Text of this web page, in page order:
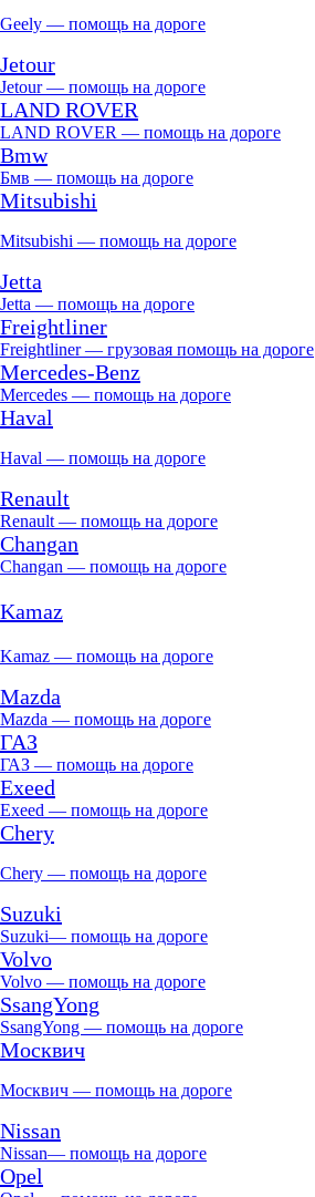
Geely — помощь на дороге
Jetour
Jetour — помощь на дороге
LAND ROVER
LAND ROVER — помощь на дороге
Bmw
Бмв — помощь на дороге
Mitsubishi
Mitsubishi — помощь на дороге
Jetta
Jetta — помощь на дороге
Freightliner
Freightliner — грузовая помощь на дороге
Mercedes-Benz
Mercedes — помощь на дороге
Haval
Haval — помощь на дороге
Renault
Renault — помощь на дороге
Changan
Changan — помощь на дороге
Kamaz
Kamaz — помощь на дороге
Mazda
Mazda — помощь на дороге
ГАЗ
ГАЗ — помощь на дороге
Exeed
Exeed — помощь на дороге
Chery
Chery — помощь на дороге
Suzuki
Suzuki— помощь на дороге
Volvo
Volvo — помощь на дороге
SsangYong
SsangYong — помощь на дороге
Москвич
Москвич — помощь на дороге
Nissan
Nissan— помощь на дороге
Opel